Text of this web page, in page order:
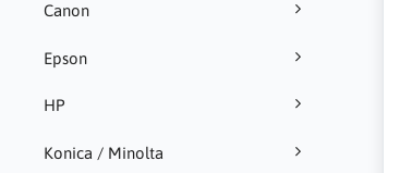
Canon
Epson
HP
Konica / Minolta